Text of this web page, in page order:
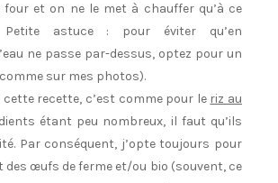
et on ne le met à chauffer qu’à ce
astuce : pour éviter qu’en
ne passe par-dessus, optez pour un
sur mes photos).
cette recette, c’est comme pour le riz au
étant peu nombreux, il faut qu’ils
Par conséquent, j’opte toujours pour
des œufs de ferme et/ou bio (souvent, ce